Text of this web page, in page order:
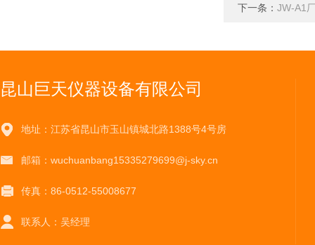
下一条： JW-A1
昆山巨天仪器设备有限公司
地址：江苏省昆山市玉山镇城北路1388号4号房
邮箱：wuchuanbang15335279699@j-sky.cn
传真：86-0512-55008677
联系人：吴经理